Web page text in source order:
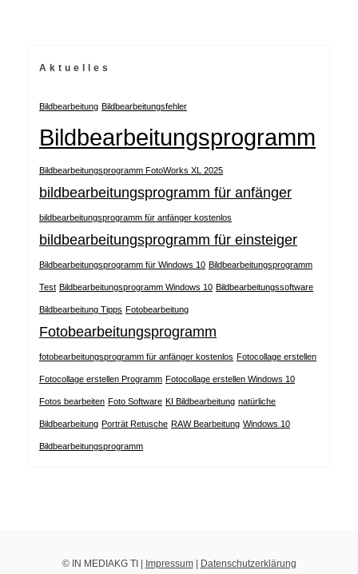
Aktuelles
Bildbearbeitung Bildbearbeitungsfehler
Bildbearbeitungsprogramm
Bildbearbeitungsprogramm FotoWorks XL 2025
bildbearbeitungsprogramm für anfänger
bildbearbeitungsprogramm für anfänger kostenlos
bildbearbeitungsprogramm für einsteiger
Bildbearbeitungsprogramm für Windows 10 Bildbearbeitungsprogramm
Test Bildbearbeitungsprogramm Windows 10 Bildbearbeitungssoftware
Bildbearbeitung Tipps Fotobearbeitung
Fotobearbeitungsprogramm
fotobearbeitungsprogramm für anfänger kostenlos Fotocollage erstellen
Fotocollage erstellen Programm Fotocollage erstellen Windows 10
Fotos bearbeiten Foto Software KI Bildbearbeitung natürliche
Bildbearbeitung Porträt Retusche RAW Bearbeitung Windows 10
Bildbearbeitungsprogramm
© IN MEDIAKG TI | Impressum| Datenschutzerklärung